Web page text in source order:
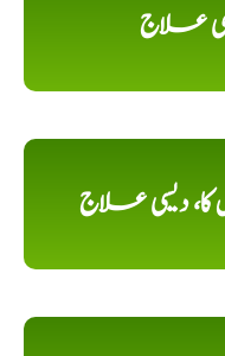
علاج
دیسی علاج